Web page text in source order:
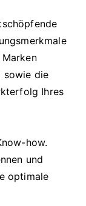
sowie die
Ihres
how.
und
optimale